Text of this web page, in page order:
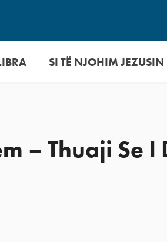
SI TË NJOHIM JEZUSIN
– Thuaji Se I